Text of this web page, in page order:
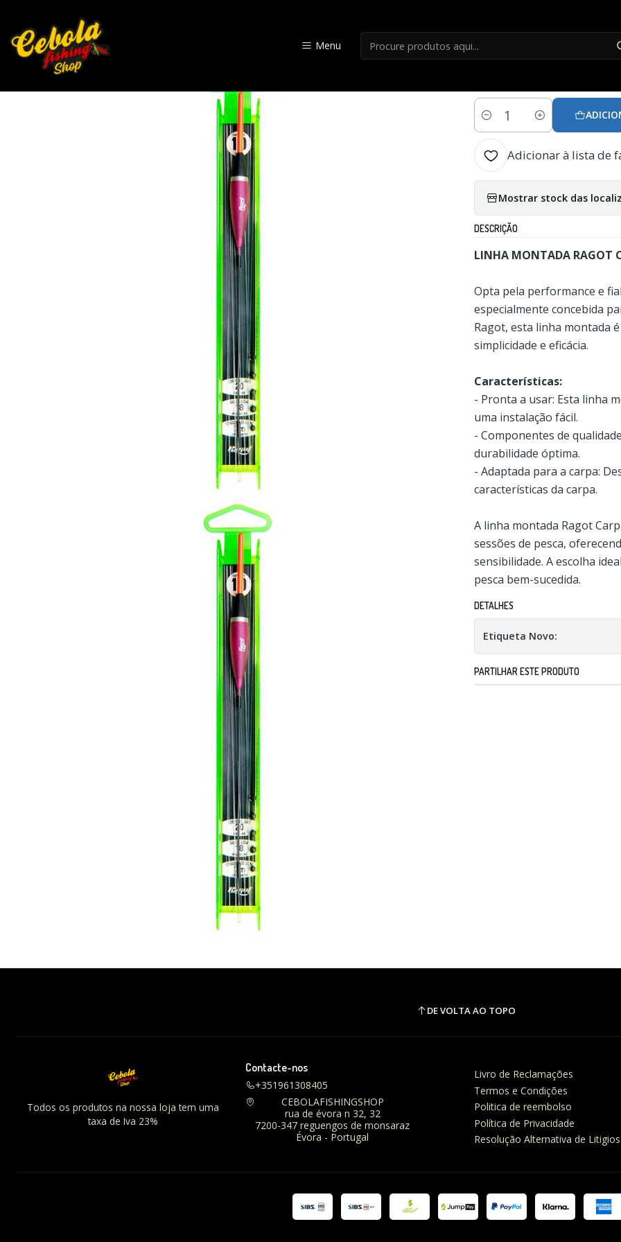
Menu
|
Quantidade
Adicionar à lista de
Mostrar stock das
DESCRIÇÃO
LINHA MONTADA RAGOT
Opta pela performance e
especialmente concebida
Ragot, esta linha montada
simplicidade e eficácia.
Características:
- Pronta a usar: Esta linha
uma instalação fácil.
- Componentes de
durabilidade óptima.
- Adaptada para a carpa:
características da carpa.
A linha montada Ragot
sessões de pesca,
sensibilidade. A escolha
pesca bem-sucedida.
DETALHES
Etiqueta Novo:
PARTILHAR ESTE PRODUTO
DE VOLTA AO TOPO
Todos os produtos na nossa loja tem uma
taxa de Iva 23%
Contacte-nos
+351961308405
CEBOLAFISHINGSHOP
rua de évora n 32, 32
7200-347 reguengos de monsaraz
Évora - Portugal
Livro de Reclamações
Termos e Condições
Politica de reembolso
Política de Privacidade
Resolução Alternativa de Litigios